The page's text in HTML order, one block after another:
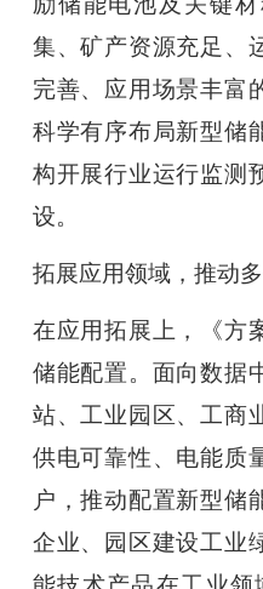
集、矿产资源充足、
完善、应用场景丰富
科学有序布局新型储
构开展行业运行监测
设。
拓展应用领域，推动
在应用拓展上，《方
储能配置。面向数据
站、工业园区、工商
供电可靠性、电能质
户，推动配置新型储
企业、园区建设工业